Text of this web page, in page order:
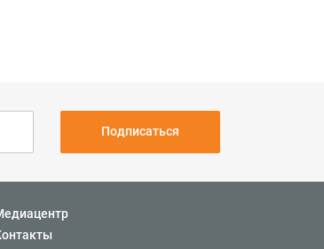
Подписаться